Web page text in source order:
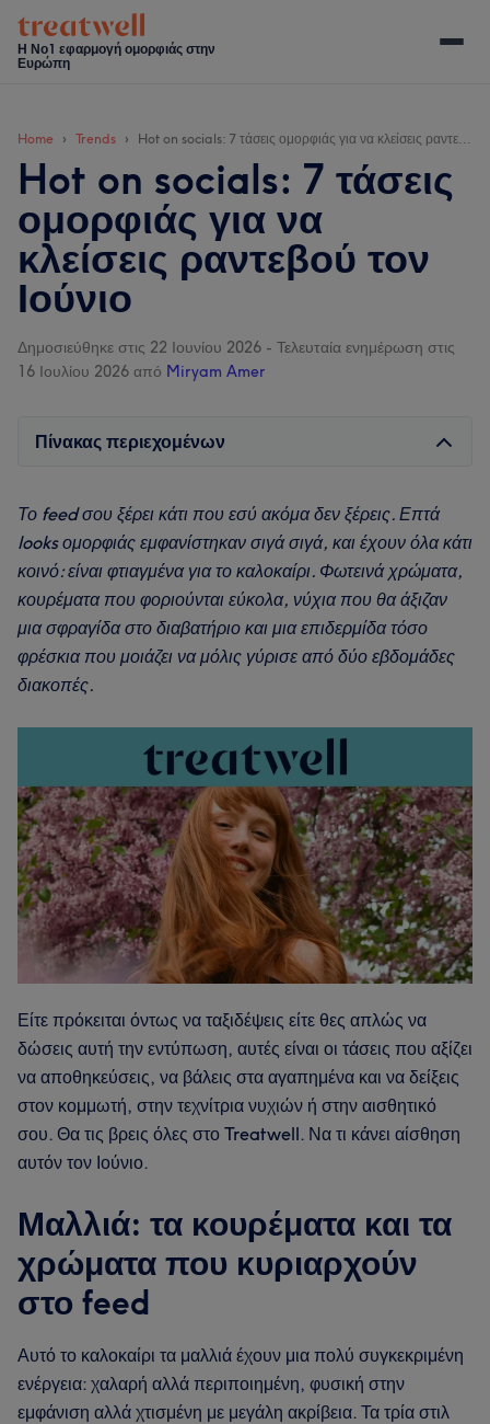
Skip
main
Skip
secondary
Skip
primary
Skip
footer
Η Νο1 εφαρμογή ομορφιάς στην
Ευρώπη
Home Trends Hot on socials: 7 τάσεις ομορφιάς για να κλείσεις ραντεβού τον Ιούνιο
Hot on socials: 7 τάσεις
ομορφιάς για να
κλείσεις ραντεβού τον
Ιούνιο
Δημοσιεύθηκε στις 22 Ιουνίου 2026 - Τελευταία ενημέρωση στις
16 Ιουλίου 2026 από Miryam Amer
Πίνακας περιεχομένων
Το feed σου ξέρει κάτι που εσύ ακόμα δεν ξέρεις. Επτά
looks ομορφιάς εμφανίστηκαν σιγά σιγά, και έχουν όλα κάτι
κοινό: είναι φτιαγμένα για το καλοκαίρι. Φωτεινά χρώματα,
κουρέματα που φοριούνται εύκολα, νύχια που θα άξιζαν
μια σφραγίδα στο διαβατήριο και μια επιδερμίδα τόσο
φρέσκια που μοιάζει να μόλις γύρισε από δύο εβδομάδες
διακοπές.
Είτε πρόκειται όντως να ταξιδέψεις είτε θες απλώς να
δώσεις αυτή την εντύπωση, αυτές είναι οι τάσεις που αξίζει
να αποθηκεύσεις, να βάλεις στα αγαπημένα και να δείξεις
στον κομμωτή, στην τεχνίτρια νυχιών ή στην αισθητικό
σου. Θα τις βρεις όλες στο Treatwell. Να τι κάνει αίσθηση
αυτόν τον Ιούνιο.
Μαλλιά: τα κουρέματα και τα
χρώματα που κυριαρχούν
στο feed
Αυτό το καλοκαίρι τα μαλλιά έχουν μια πολύ συγκεκριμένη
ενέργεια: χαλαρή αλλά περιποιημένη, φυσική στην
εμφάνιση αλλά χτισμένη με μεγάλη ακρίβεια. Τα τρία στιλ